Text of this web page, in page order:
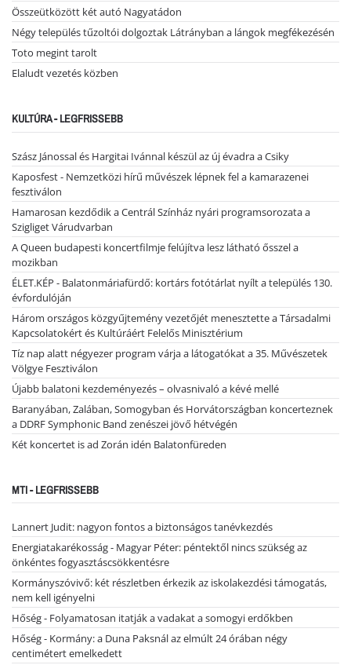
Összeütközött két autó Nagyatádon
Négy település tűzoltói dolgoztak Látrányban a lángok megfékezésén
Toto megint tarolt
Elaludt vezetés közben
KULTÚRA - LEGFRISSEBB
Szász Jánossal és Hargitai Ivánnal készül az új évadra a Csiky
Kaposfest - Nemzetközi hírű művészek lépnek fel a kamarazenei
fesztiválon
Hamarosan kezdődik a Centrál Színház nyári programsorozata a
Szigliget Várudvarban
A Queen budapesti koncertfilmje felújítva lesz látható ősszel a
mozikban
ÉLET.KÉP - Balatonmáriafürdő: kortárs fotótárlat nyílt a település 130.
évfordulóján
Három országos közgyűjtemény vezetőjét menesztette a Társadalmi
Kapcsolatokért és Kultúráért Felelős Minisztérium
Tíz nap alatt négyezer program várja a látogatókat a 35. Művészetek
Völgye Fesztiválon
Újabb balatoni kezdeményezés – olvasnivaló a kévé mellé
Baranyában, Zalában, Somogyban és Horvátországban koncerteznek
a DDRF Symphonic Band zenészei jövő hétvégén
Két koncertet is ad Zorán idén Balatonfüreden
MTI - LEGFRISSEBB
Lannert Judit: nagyon fontos a biztonságos tanévkezdés
Energiatakarékosság - Magyar Péter: péntektől nincs szükség az
önkéntes fogyasztáscsökkentésre
Kormányszóvivő: két részletben érkezik az iskolakezdési támogatás,
nem kell igényelni
Hőség - Folyamatosan itatják a vadakat a somogyi erdőkben
Hőség - Kormány: a Duna Paksnál az elmúlt 24 órában négy
centimétert emelkedett